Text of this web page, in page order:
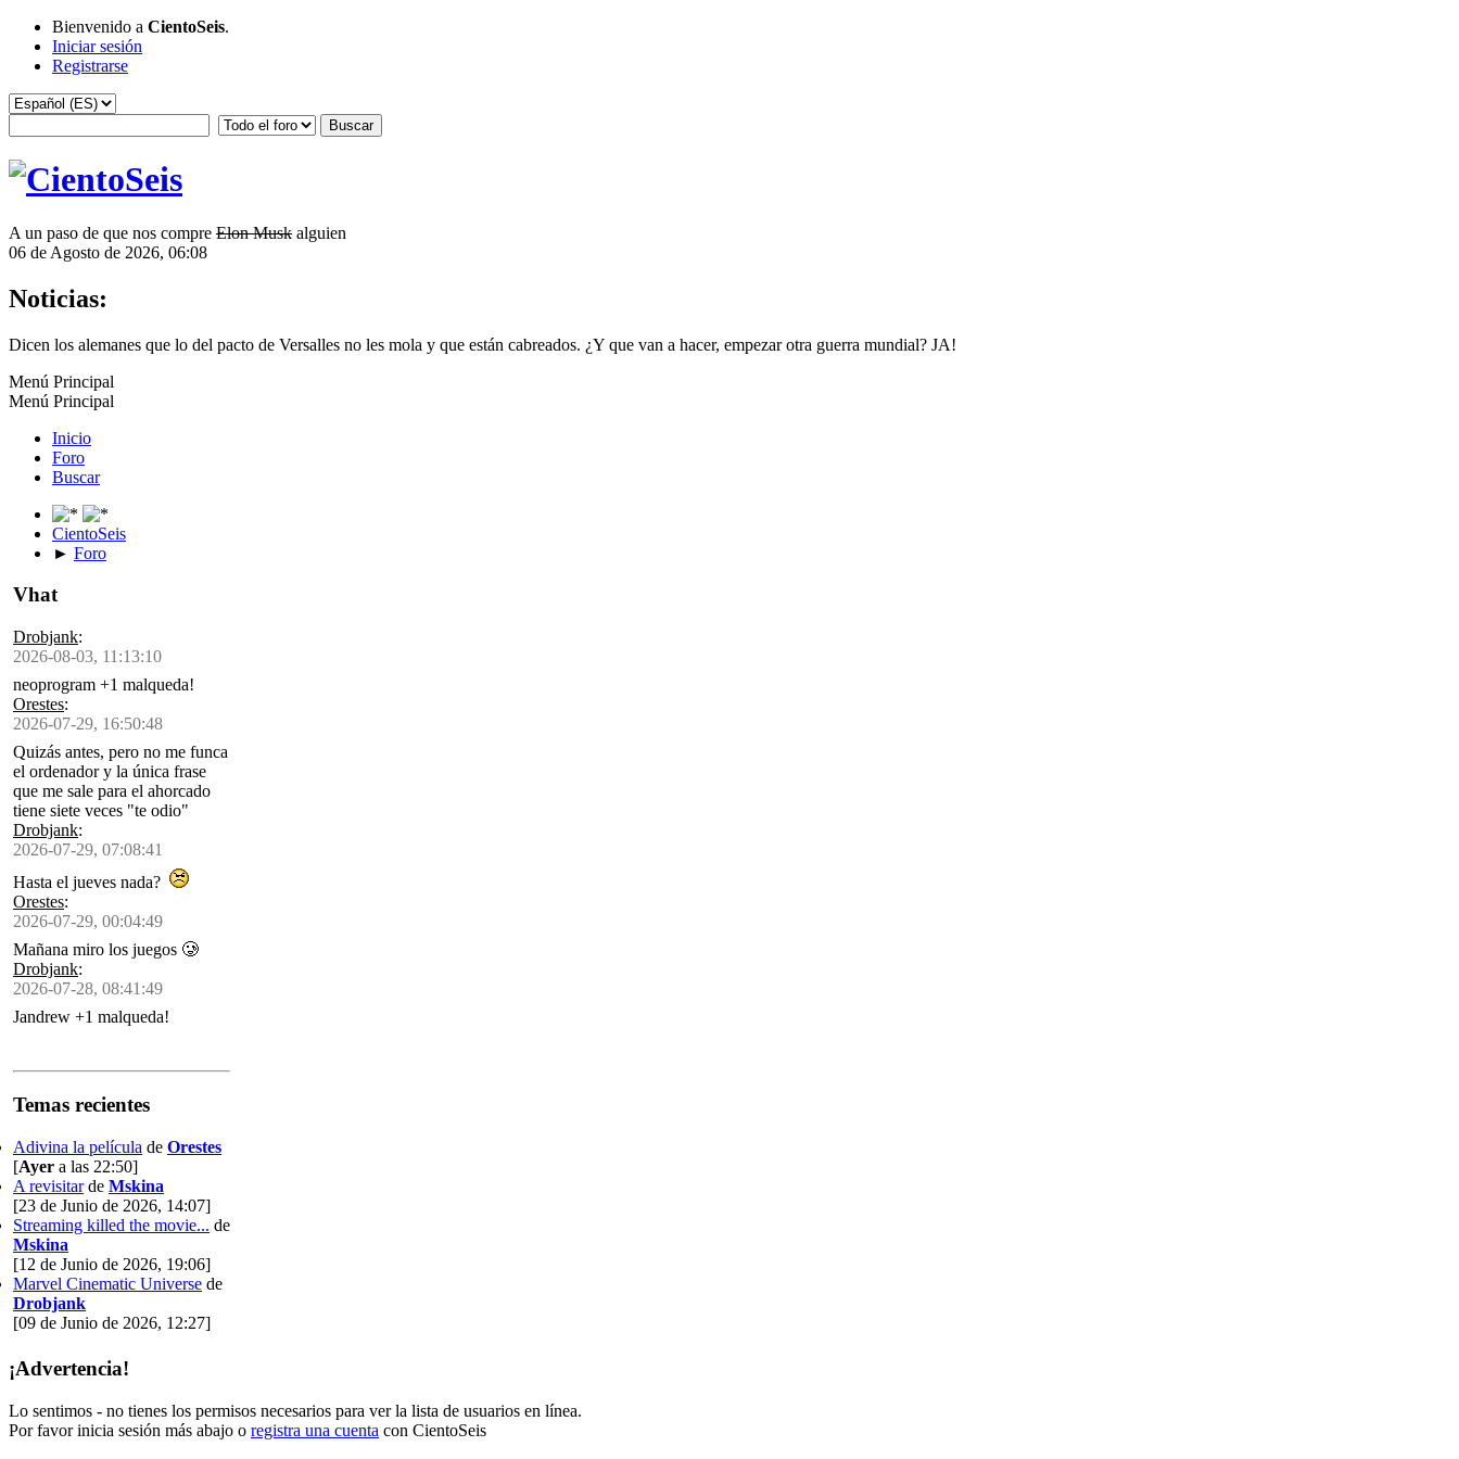
Bienvenido a CientoSeis.
Iniciar sesión
Registrarse
A un paso de que nos compre Elon Musk alguien
06 de Agosto de 2026, 06:08
Noticias:
Dicen los alemanes que lo del pacto de Versalles no les mola y que están cabreados. ¿Y que van a hacer, empezar otra guerra mundial? JA!
Menú Principal
Menú Principal
Inicio
Foro
Buscar
CientoSeis
► Foro
Vhat
Drobjank:
2026-08-03, 11:13:10
neoprogram +1 malqueda!
Orestes:
2026-07-29, 16:50:48
Quizás antes, pero no me funca
el ordenador y la única frase
que me sale para el ahorcado
tiene siete veces "te odio"
Drobjank:
2026-07-29, 07:08:41
Hasta el jueves nada?
Orestes:
2026-07-29, 00:04:49
Mañana miro los juegos 🥲
Drobjank:
2026-07-28, 08:41:49
Jandrew +1 malqueda!
Temas recientes
Adivina la película de Orestes
[Ayer a las 22:50]
A revisitarde Mskina
[23 de Junio de 2026, 14:07]
Streaming killed the movie... de
Mskina
[12 de Junio de 2026, 19:06]
Marvel Cinematic Universe de
Drobjank
[09 de Junio de 2026, 12:27]
¡Advertencia!
Lo sentimos - no tienes los permisos necesarios para ver la lista de usuarios en línea.
Por favor inicia sesión más abajo o registra una cuenta con CientoSeis